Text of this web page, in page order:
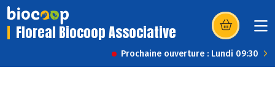
Floreal Biocoop Associative (s’ouvre dans
Prochaine ouverture : Lundi 09:30